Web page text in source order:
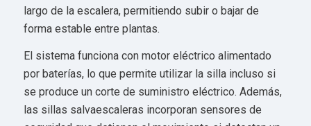
largo de la escalera, permitiendo subir o bajar de
forma estable entre plantas.
El sistema funciona con motor eléctrico alimentado
por baterías, lo que permite utilizar la silla incluso si
se produce un corte de suministro eléctrico. Además,
las sillas salvaescaleras incorporan sensores de